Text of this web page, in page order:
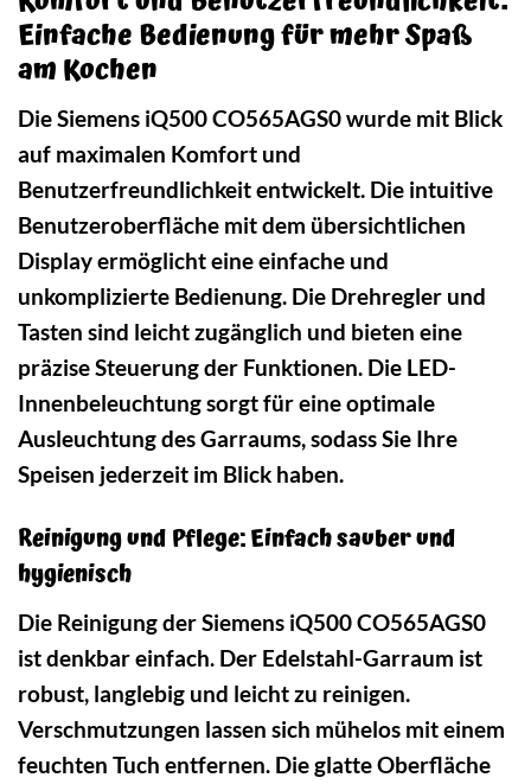
Einfache Bedienung für mehr Spaß
am Kochen
Die Siemens iQ500 CO565AGS0 wurde mit Blick
auf maximalen Komfort und
Benutzerfreundlichkeit entwickelt. Die intuitive
Benutzeroberfläche mit dem übersichtlichen
Display ermöglicht eine einfache und
unkomplizierte Bedienung. Die Drehregler und
Tasten sind leicht zugänglich und bieten eine
präzise Steuerung der Funktionen. Die LED-
Innenbeleuchtung sorgt für eine optimale
Ausleuchtung des Garraums, sodass Sie Ihre
Speisen jederzeit im Blick haben.
Reinigung und Pflege: Einfach sauber und
hygienisch
Die Reinigung der Siemens iQ500 CO565AGS0
ist denkbar einfach. Der Edelstahl-Garraum ist
robust, langlebig und leicht zu reinigen.
Verschmutzungen lassen sich mühelos mit einem
feuchten Tuch entfernen. Die glatte Oberfläche